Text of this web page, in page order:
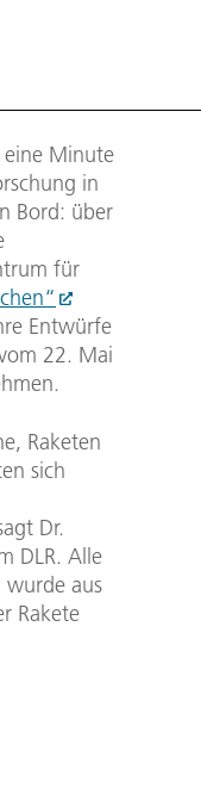
eine Minute
in
Bord: über
für
Entwürfe
22. Mai
Raketen
sich
Dr.
DLR. Alle
wurde aus
Rakete